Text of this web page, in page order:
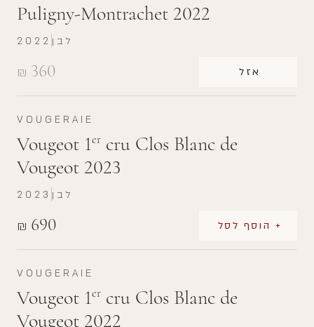
Puligny-Montrachet 2022
₪ 360 אזל
2022 לבן
VOUGERAIE
Vougeot 1er cru Clos Blanc de
Vougeot 2023
₪ 690 + הוסף לסל
2023 לבן
VOUGERAIE
Vougeot 1er cru Clos Blanc de
Vougeot 2022